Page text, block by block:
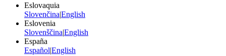
Eslovaquia
Slovenčina|English
Eslovenia
Slovenščina|English
España
Español|English